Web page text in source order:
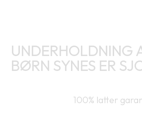
UNDERHOLDNING
BØRN SYNES ER
100% latter